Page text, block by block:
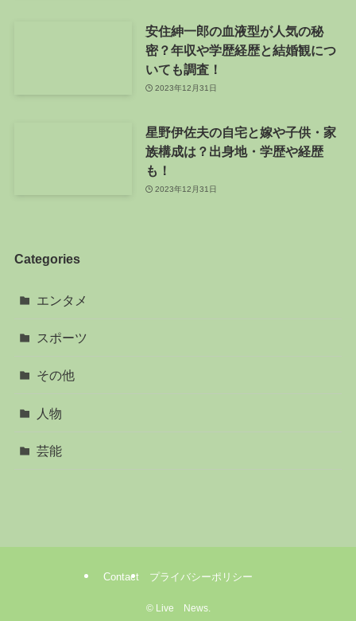
安住紳一郎の血液型が人気の秘
密？年収や学歴経歴と結婚観につ
いても調査！
2023年12月31日
星野伊佐夫の自宅と嫁や子供・家
族構成は？出身地・学歴や経歴
も！
2023年12月31日
Categories
エンタメ
スポーツ
その他
人物
芸能
Contact プライバシーポリシー
©Live News.